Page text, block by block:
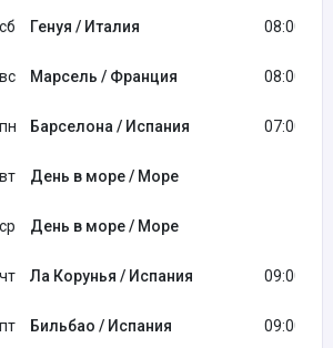
Генуя / Италия 08:00
Марсель / Франция 08:00
Барселона / Испания 07:00
День в море / Море
День в море / Море
Ла Корунья / Испания 09:00
Бильбао / Испания 09:00